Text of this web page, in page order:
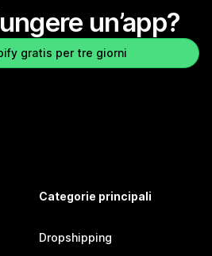
un’app?
gratis per tre giorni
Categorie principali
Dropshipping